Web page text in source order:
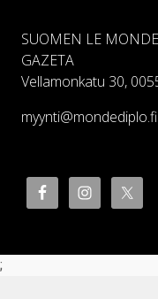
SUOMEN LE
GAZETA
Vellamonkatu 30,
myynti@mondediplo.fi
;